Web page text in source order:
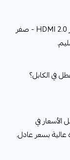
كابلاتنا مستوردة من موردين معتمدين بمعايير HDMI 2.0 - صفر
في الكابل؟
الأسعار في